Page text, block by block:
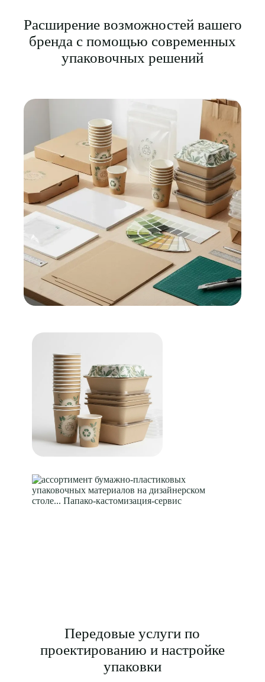
Расширение возможностей вашего
бренда с помощью современных
упаковочных решений
Передовые услуги по
проектированию и настройке
упаковки